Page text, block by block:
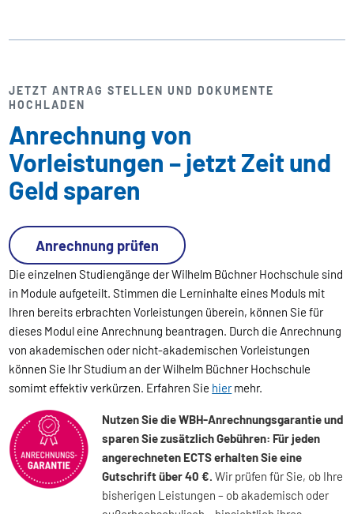
JETZT ANTRAG STELLEN UND DOKUMENTE
HOCHLADEN
Anrechnung von
Vorleistungen – jetzt Zeit und
Geld sparen
Die einzelnen Studiengänge der Wilhelm Büchner Hochschule sind
in Module aufgeteilt. Stimmen die Lerninhalte eines Moduls mit
Ihren bereits erbrachten Vorleistungen überein, können Sie für
dieses Modul eine Anrechnung beantragen. Durch die Anrechnung
von akademischen oder nicht-akademischen Vorleistungen
können Sie Ihr Studium an der Wilhelm Büchner Hochschule
somimt effektiv verkürzen. Erfahren Sie hiermehr.
Nutzen Sie die WBH-Anrechnungsgarantie und
sparen Sie zusätzlich Gebühren: Für jeden
angerechneten ECTS erhalten Sie eine
Gutschrift über 40 €.Wir prüfen für Sie, ob Ihre
bisherigen Leistungen – ob akademisch oder
Anrechnung prüfen